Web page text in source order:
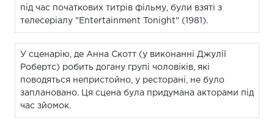
під час початкових титрів фільму, були взяті з
телесеріалу "Entertainment Tonight" (1981).
У сценарію, де Анна Скотт (у виконанні Джулії
Робертс) робить догану групі чоловіків, які
поводяться непристойно, у ресторані, не було
заплановано. Ця сцена була придумана акторами під
час зйомок.